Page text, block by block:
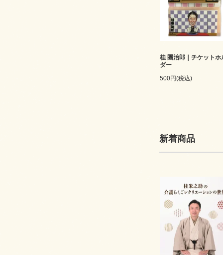
桂 團治郎｜チケットホ
ダー
500円(税込)
新着商品